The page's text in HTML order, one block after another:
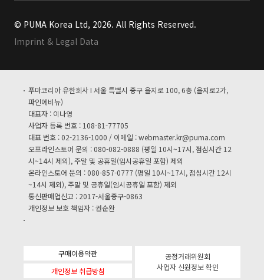
© PUMA Korea Ltd, 2026. All Rights Reserved.
Imprint & Legal Data
푸마코리아 유한회사 I 서울 특별시 중구 을지로 100, 6층 (을지로2가,
파인에비뉴)
대표자 : 이나영
사업자 등록 번호 : 108-81-77705
대표 번호 : 02-2136-1000 / 이메일 :webmaster.kr@puma.com
오프라인스토어 문의 : 080-082-0888 (평일 10시~17시, 점심시간 12
시~14시 제외), 주말 및 공휴일(임시공휴일 포함) 제외
온라인스토어 문의 : 080-857-0777 (평일 10시~17시, 점심시간 12시
~14시 제외), 주말 및 공휴일(임시공휴일 포함) 제외
통신판매업신고 : 2017-서울중구-0863
개인정보 보호 책임자 : 권순완
구매이용약관
개인정보 취급방침
공정거래위원회
사업자 신원정보 확인